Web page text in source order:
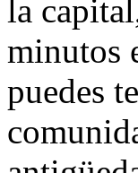
la
minutos
puedes